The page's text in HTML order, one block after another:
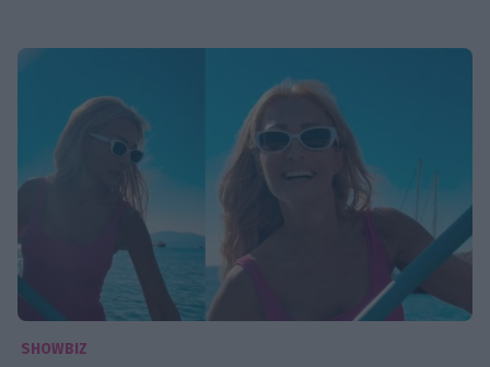
SHOWBIZ